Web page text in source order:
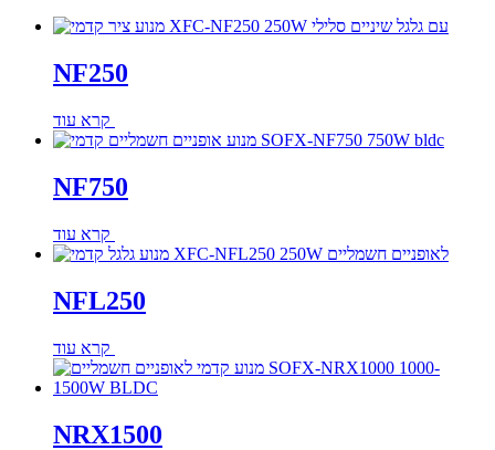
NF250
קרא עוד
NF750
קרא עוד
NFL250
קרא עוד
NRX1500